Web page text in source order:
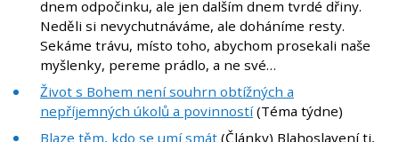
dnem odpočinku, ale jen dalším dnem tvrdé dřiny.
Neděli si nevychutnáváme, ale doháníme resty.
Sekáme trávu, místo toho, abychom prosekali naše
myšlenky, pereme prádlo, a ne své…
Život s Bohem není souhrn obtížných a
nepříjemných úkolů a povinností(Téma týdne)
Blaze těm, kdo se umí smát (Články) Blahoslavení ti,